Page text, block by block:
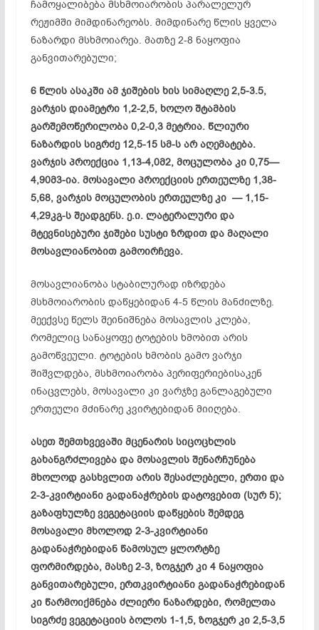
ჩამოყალიბება მსხმოიარობის პარალელურ
რეჟიმში მიმდინარეობს. მიმდინარე წლის ყველა
ნაზარდი მსხმოიარეა. მათზე 2-8 ნაყოფია
განვითარებული;
6 წლის ასაკში ამ ჯიშების ხის სიმაღლე 2,5-3.5,
ვარჯის დიამეტრი 1,2-2,5, ხოლო შტამბის
გარშემოწერილობა 0,2-0,3 მეტრია. წლიური
ნაზარდის სიგრძე 12,5-15 სმ-ს არ აღემატება.
ვარჯის პროექცია 1,13-4,0მ2, მოცულობა კი 0,75—
4,90მ3-ია. მოსავალი პროექციის ერთეულზე 1,38-
5,68, ვარჯის მოცულობის ერთეულზე კი — 1,15-
4,29კგ-ს შეადგენს. ე.ი. ლატერალური და
მტევნისებური ჯიშები სუსტი ზრდით და მაღალი
მოსავლიანობით გამოირჩევა.
მოსავლიანობა სტაბილურად იზრდება
მსხმოიარობის დაწყებიდან 4-5 წლის მანძილზე.
მეექვსე წელს შეინიშნება მოსავლის კლება,
რომელიც სანაყოფე ტოტების ხმობით არის
გამოწვეული. ტოტების ხმობის გამო ვარჯი
შიშვლდება, მსხმოიარობა პერიფერიებისაკენ
ინაცვლებს, მოსავალი კი ვარჯზე განლაგებული
ერთეული მძინარე კვირტებიდან მიიღება.
ასეთ შემთხვევაში მცენარის სიცოცხლის
გახანგრძლივება და მოსავლის შენარჩუნება
მხოლოდ გასხვლით არის შესაძლებელი, ერთი და
2-3-კვირტიანი გადანაჭრების დატოვებით (სურ 5);
გაზაფხულზე ვეგეტაციის დაწყების შემდეგ
მოსავალი მხოლოდ 2-3-კვირტიანი
გადანაჭრებიდან წამოსულ ყლორტზე
ფორმირდება, მასზე 2-3, ზოგჯერ კი 4 ნაყოფია
განვითარებული, ერთკვირტიანი გადანაჭრებიდან
კი წარმოიქმნება ძლიერი ნაზარდები, რომელთა
სიგრძე ვეგეტაციის ბოლოს 1-1,5, ზოგჯერ კი 2,5-3,5